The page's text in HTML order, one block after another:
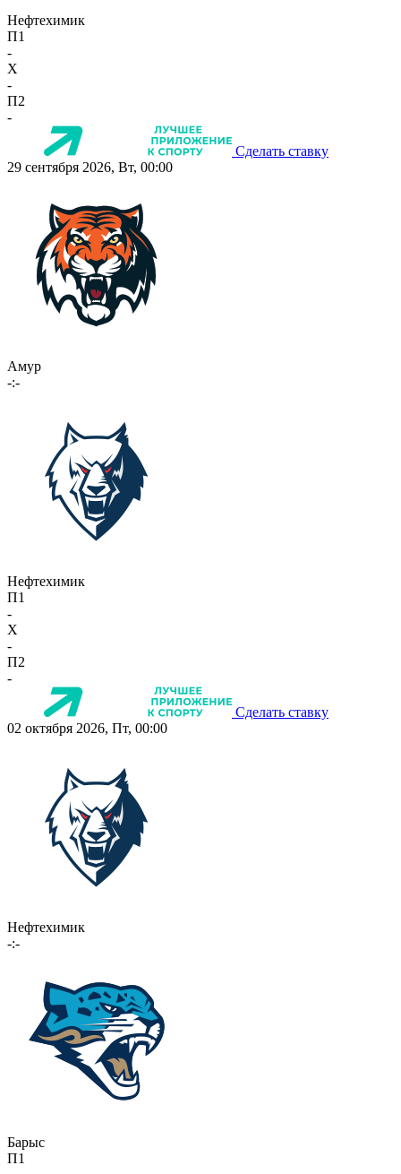
Нефтехимик
П1
-
X
-
П2
-
Сделать ставку
29 сентября 2026, Вт, 00:00
Амур
-:-
Нефтехимик
П1
-
X
-
П2
-
Сделать ставку
02 октября 2026, Пт, 00:00
Нефтехимик
-:-
Барыс
П1